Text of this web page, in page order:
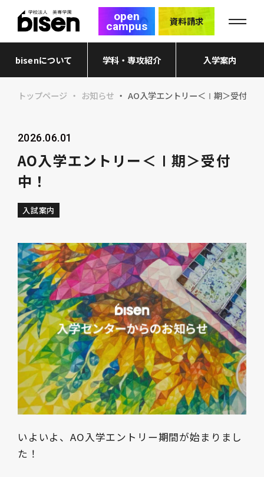
open
campus 資料請求
bisenについて 学科・専攻紹介 入学案内
トップページ お知らせ AO入学エントリー＜Ⅰ期＞受付中！
2026.06.01
AO入学エントリー＜Ⅰ期＞受付
中！
入試案内
いよいよ、AO入学エントリー期間が始まりまし
た！